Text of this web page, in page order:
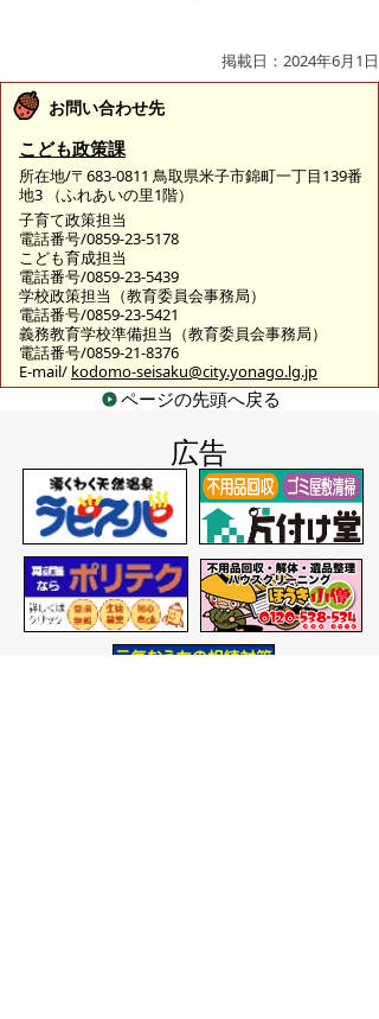
掲載日：2024年6月1日
お問い合わせ先
こども政策課
所在地/〒683-0811 鳥取県米子市錦町一丁目139番
地3 （ふれあいの里1階）
子育て政策担当
電話番号/0859-23-5178
こども育成担当
電話番号/0859-23-5439
学校政策担当（教育委員会事務局）
電話番号/0859-23-5421
義務教育学校準備担当（教育委員会事務局）
電話番号/0859-21-8376
E-mail/ kodomo-seisaku@city.yonago.lg.jp
ページの先頭へ戻る
広告